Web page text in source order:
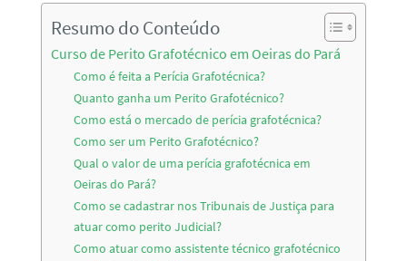
Resumo do Conteúdo
Curso de Perito Grafotécnico em Oeiras do Pará
Como é feita a Perícia Grafotécnica?
Quanto ganha um Perito Grafotécnico?
Como está o mercado de perícia grafotécnica?
Como ser um Perito Grafotécnico?
Qual o valor de uma perícia grafotécnica em
Oeiras do Pará?
Como se cadastrar nos Tribunais de Justiça para
atuar como perito Judicial?
Como atuar como assistente técnico grafotécnico